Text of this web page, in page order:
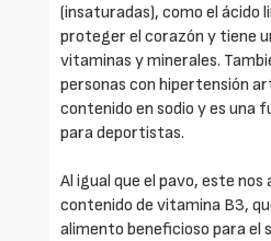
(insaturadas), como el ácido
proteger el corazón y tiene
vitaminas y minerales.
personas con hipertensión
contenido en sodio y es una
para deportistas.
Al igual que el pavo, este
contenido de vitamina B3,
alimento beneficioso para el